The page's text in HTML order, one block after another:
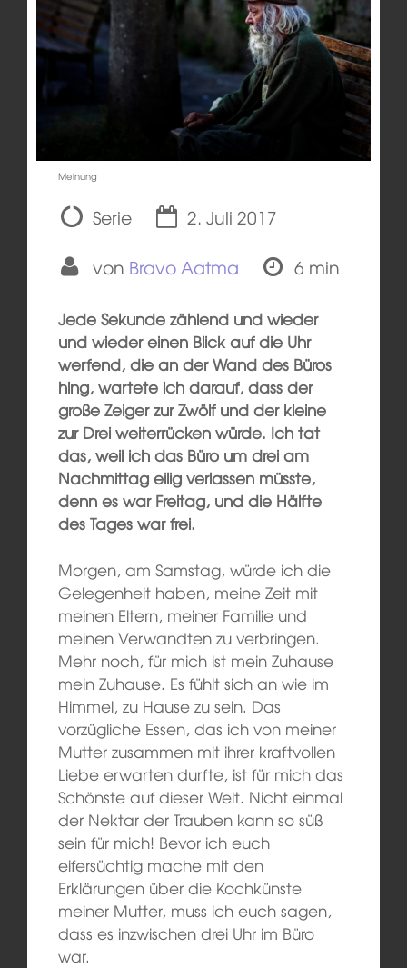
Meinung
Serie
2. Juli 2017
von Bravo Aatma 6 min
Jede Sekunde zählend und wieder
und wieder einen Blick auf die Uhr
werfend, die an der Wand des Büros
hing, wartete ich darauf, dass der
große Zeiger zur Zwölf und der kleine
zur Drei weiterrücken würde. Ich tat
das, weil ich das Büro um drei am
Nachmittag eilig verlassen müsste,
denn es war Freitag, und die Hälfte
des Tages war frei.
Morgen, am Samstag, würde ich die
Gelegenheit haben, meine Zeit mit
meinen Eltern, meiner Familie und
meinen Verwandten zu verbringen.
Mehr noch, für mich ist mein Zuhause
mein Zuhause. Es fühlt sich an wie im
Himmel, zu Hause zu sein. Das
vorzügliche Essen, das ich von meiner
Mutter zusammen mit ihrer kraftvollen
Liebe erwarten durfte, ist für mich das
Schönste auf dieser Welt. Nicht einmal
der Nektar der Trauben kann so süß
sein für mich! Bevor ich euch
eifersüchtig mache mit den
Erklärungen über die Kochkünste
meiner Mutter, muss ich euch sagen,
dass es inzwischen drei Uhr im Büro
war.